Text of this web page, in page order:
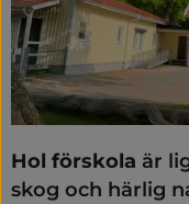
Hol förskola är
skog och härlig